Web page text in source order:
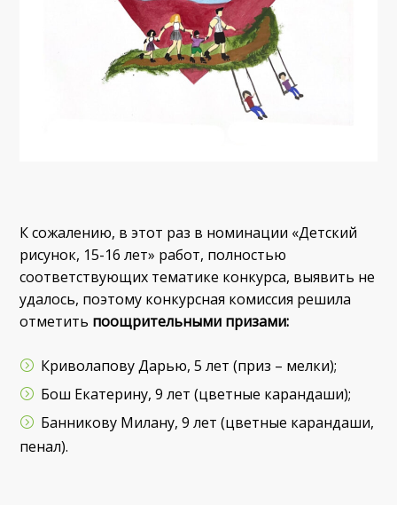
К сожалению, в этот раз в номинации «Детский
рисунок, 15-16 лет» работ, полностью
соответствующих тематике конкурса, выявить не
удалось, поэтому конкурсная комиссия решила
отметить поощрительными призами:
Криволапову Дарью, 5 лет (приз – мелки);
Бош Екатерину, 9 лет (цветные карандаши);
Банникову Милану, 9 лет (цветные карандаши,
пенал).